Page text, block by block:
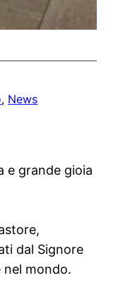
, News
e grande gioia
dal Signore
nel mondo.